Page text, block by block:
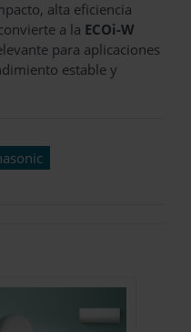
alta eficiencia
a la ECOi-W
para aplicaciones
estable y